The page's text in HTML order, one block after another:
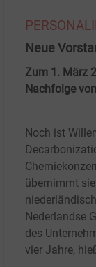
Neue
Zum 1. März
Nachfolge
Noch ist
übernimmt
Nederlandse
des
vier Jahre,